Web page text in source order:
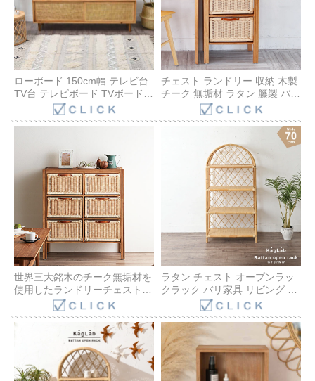
ローボード 150cm幅 テレビ台
TV台 テレビボード TVボード
チーク無垢材 ラタン 収納 AVラ
ック チーク無垢木製 シンプル
チェスト ランドリー 収納 木製
チーク 無垢材 ラタン 籐製 バス
ケット 引出 内布 取っ手 衣類
リビング 北欧 ナチュラル ブリ
世界三大銘木のチーク無垢材を
使用したランドリーチェスト
木製フレームにラタンバスケッ
トの引き出し 取っ手付き籐製
かご 内布付きで衣類収納に便
利 ナチュラルテイスト
BREEZE G846XP
ラタン チェスト オープンラッ
クラック バリ家具 リビング キ
ッチン アジアン バリ 北欧
G707NX